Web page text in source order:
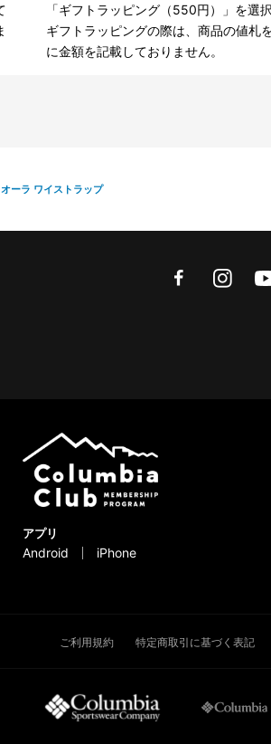
「ギフトラッピング（550円）」を選
ギフトラッピングの際は、商品の値札
に金額を記載しておりません。
ーラ ワイストラップ
facebook
アプリ
Android iPhone
ご利用規約 特定商取引に基づく表記